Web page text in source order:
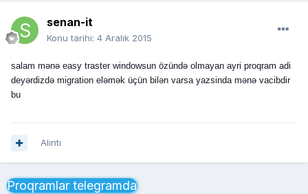
senan-it
Konu tarihi: 4 Aralık 2015
salam mənə easy traster windowsun özündə olmayan ayri proqram adi
deyərdizdə migration eləmək üçün bilən varsa yazsinda mənə vacibdir
bu
Alıntı
Proqramlar telegramda